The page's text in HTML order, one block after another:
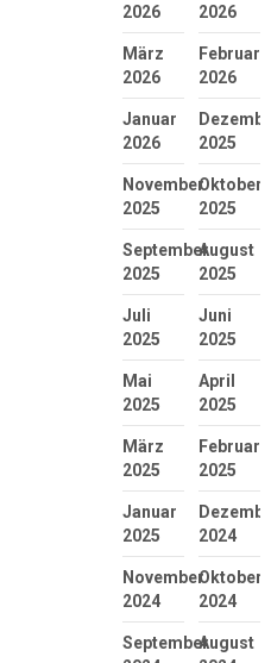
2026
2026
März
2026
Februar
2026
Januar
2026
2025
November
2025
Oktober
2025
September
2025
August
2025
Juli
2025
Juni
2025
Mai
2025
April
2025
März
2025
Februar
2025
Januar
2025
2024
November
2024
Oktober
2024
SeptemberAugust